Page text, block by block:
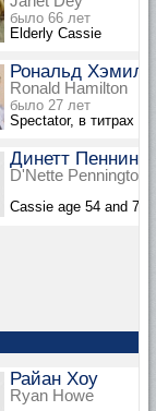
было 66 лет
Elderly Cassie
Рональд
Ronald Hamilton
было 27 лет
Spectator, в титрах не
Динетт
D'Nette Pennington
Cassie age 54 and 71,
Райан Хоу
Ryan Howe